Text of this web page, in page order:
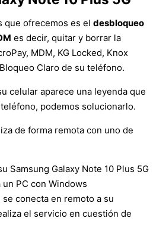
que ofrecemos es el desbloqueo
es decir, quitar y borrar la
MDM, KG Locked, Knox
Claro de su teléfono.
celular aparece una leyenda que
podemos solucionarlo.
de forma remota con uno de
Samsung Galaxy Note 10 Plus 5G
un PC con Windows
conecta en remoto a su
el servicio en cuestión de